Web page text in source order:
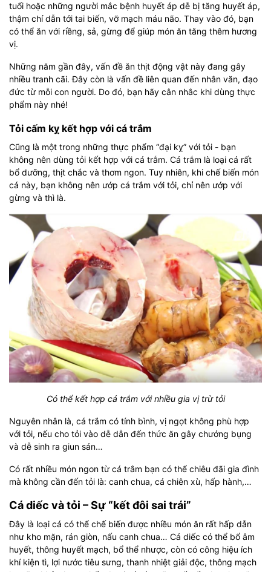
tuổi hoặc những người mắc bệnh huyết áp dễ bị tăng huyết áp,
thậm chí dẫn tới tai biến, vỡ mạch máu não. Thay vào đó, bạn
có thể ăn với riềng, sả, gừng để giúp món ăn tăng thêm hương
vị.
Những năm gần đây, vấn đề ăn thịt động vật này đang gây
nhiều tranh cãi. Đây còn là vấn đề liên quan đến nhân văn, đạo
đức từ mỗi con người. Do đó, bạn hãy cân nhắc khi dùng thực
phẩm này nhé!
Tỏi cấm kỵ kết hợp với cá trắm
Cũng là một trong những thực phẩm “đại kỵ” với tỏi - bạn
không nên dùng tỏi kết hợp với cá trắm. Cá trắm là loại cá rất
bổ dưỡng, thịt chắc và thơm ngon. Tuy nhiên, khi chế biến món
cá này, bạn không nên ướp cá trắm với tỏi, chỉ nên ướp với
gừng và thì là.
Có thể kết hợp cá trắm với nhiều gia vị trừ tỏi
Nguyên nhân là, cá trắm có tính bình, vị ngọt không phù hợp
với tỏi, nếu cho tỏi vào dễ dẫn đến thức ăn gây chướng bụng
và dễ sinh ra giun sán…
Có rất nhiều món ngon từ cá trắm bạn có thể chiêu đãi gia đình
mà không cần đến tỏi là: canh chua, cá chiên xù, hấp hành,…
Cá diếc và tỏi – Sự “kết đôi sai trái”
Đây là loại cá có thể chế biến được nhiều món ăn rất hấp dẫn
như kho mặn, rán giòn, nấu canh chua… Cá diếc có thể bổ âm
huyết, thông huyết mạch, bổ thể nhược, còn có công hiệu ích
khí kiện tì, lợi nước tiêu sưng, thanh nhiệt giải độc, thông mạch